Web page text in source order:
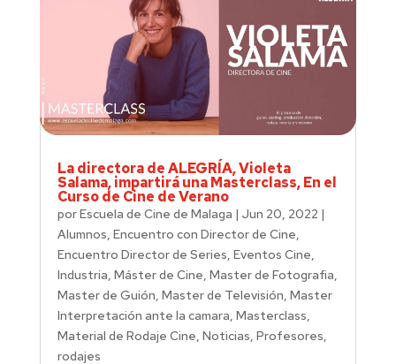
La directora de ALEGRÍA, Violeta
Salama, impartirá una Masterclass, En el
Curso de Cine de Verano
porEscuela de Cine de Malaga | Jun 20, 2022 |
Alumnos, Encuentro con Director de Cine,
Encuentro Director de Series, Eventos Cine,
Industria, Máster de Cine, Master de Fotografia,
Master de Guión, Master de Televisión, Master
Interpretación ante la camara, Masterclass,
Material de Rodaje Cine, Noticias, Profesores,
rodajes